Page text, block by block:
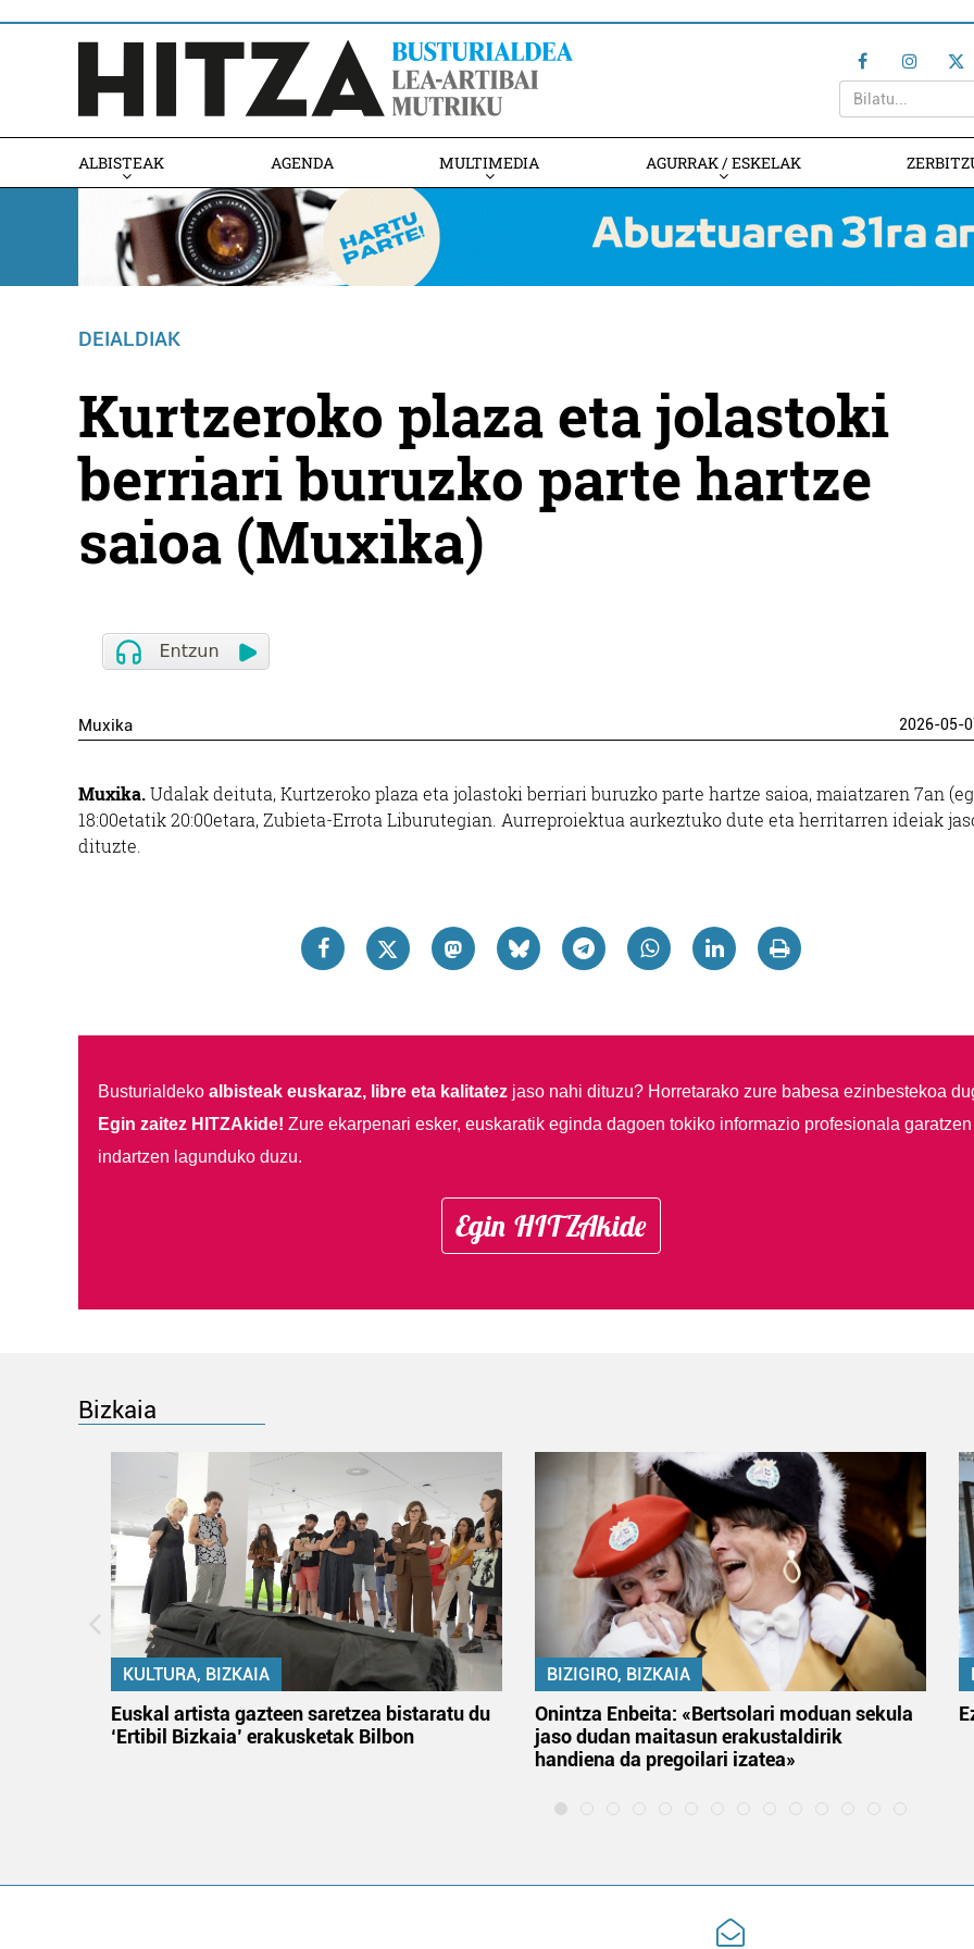
ALBISTEAK AGENDA MULTIMEDIA AGURRAK / ESKELAK
DEIALDIAK
Kurtzeroko plaza eta jolastoki
berriari buruzko parte hartze
saioa (Muxika)
Muxika 2026-05-
Muxika.Udalak deituta, Kurtzeroko plaza eta jolastoki berriari buruzko parte hartze saioa, maiatzaren 7an
18:00etatik 20:00etara, Zubieta-Errota Liburutegian. Aurreproiektua aurkeztuko dute eta herritarren ideiak
dituzte.
Busturialdeko albisteak euskaraz, libre eta kalitatezjaso nahi dituzu? Horretarako zure babesa ezinbestekoa
Egin zaitez HITZAkide! Zure ekarpenari esker, euskaratik eginda dagoen tokiko informazio profesionala garatzen
indartzen lagunduko duzu.
Egin HITZAkide
Bizkaia
KULTURA, BIZKAIA
Euskal artista gazteen saretzea bistaratu du
‘Ertibil Bizkaia’ erakusketak Bilbon
BIZIGIRO, BIZKAIA
Onintza Enbeita: «Bertsolari moduan sekula
jaso dudan maitasun erakustaldirik
handiena da pregoilari izatea»